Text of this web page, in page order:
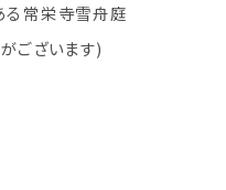
常栄寺雪舟庭
ございます)